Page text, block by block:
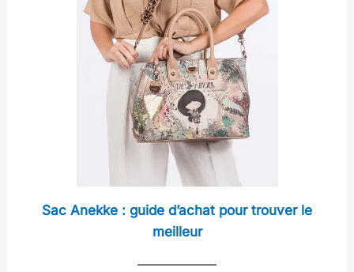
Sac Anekke : guide d’achat pour trouver le
meilleur